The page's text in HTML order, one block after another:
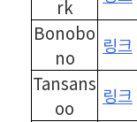
rk
Bonobo
no
링크
Tansans
oo
링크